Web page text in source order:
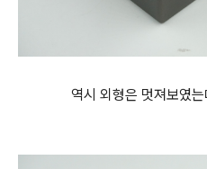
역시 외형은 멋져보였